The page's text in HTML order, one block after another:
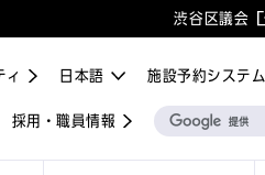
渋谷区議会
施設予約システム
採用・職員情報
ィ